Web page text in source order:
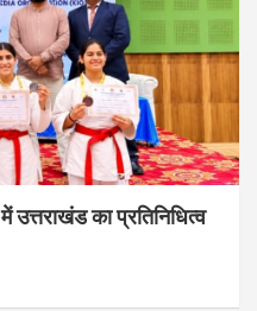
का प्रतिनिधित्व